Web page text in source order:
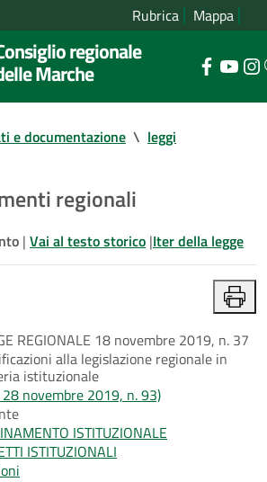
Rubrica Mappa
regionale
Marche
e documentazione \ leggi
regionali
| Vai al testo storico |Iter della legge
REGIONALE 18 novembre 2019, n. 37
alla legislazione regionale in
istituzionale
28 novembre 2019, n. 93)
ISTITUZIONALE
ISTITUZIONALI